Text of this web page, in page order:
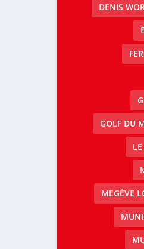
DENIS
GOLF DU
MEGÈVE